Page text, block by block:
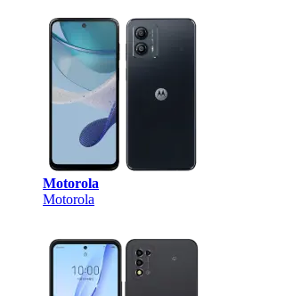
Motorola
Motorola